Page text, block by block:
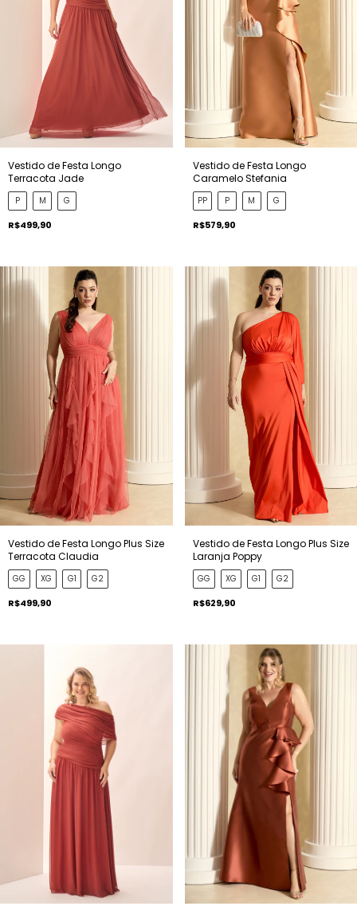
Vestido de Festa Longo
Terracota Jade
P M G
R$499,90
Vestido de Festa Longo
Caramelo Stefania
PP P M G
R$579,90
Vestido de Festa Longo Plus Size
Terracota Claudia
GG XG G1 G2
R$499,90
Vestido de Festa Longo Plus Size
Laranja Poppy
GG XG G1 G2
R$629,90